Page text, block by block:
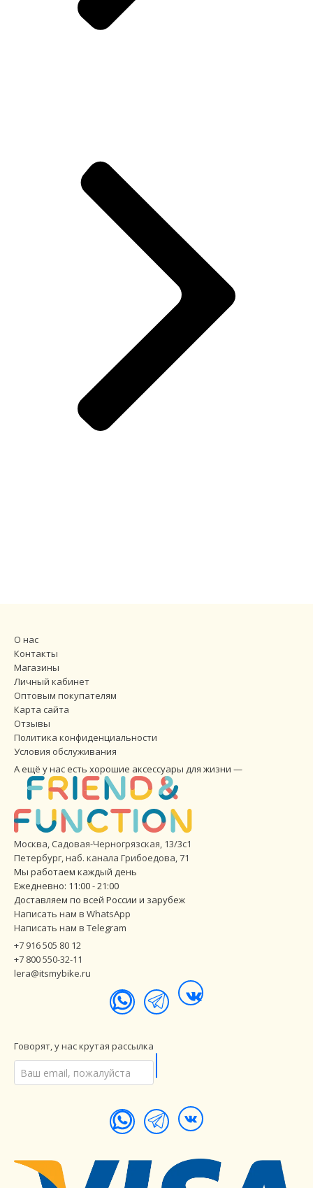
О нас
Контакты
Магазины
Личный кабинет
Оптовым покупателям
Карта сайта
Отзывы
Политика конфиденциальности
Условия обслуживания
А ещё у нас есть хорошие аксессуары для жизни —
Москва, Садовая-Черногрязская, 13/3с1
Петербург,наб. канала Грибоедова, 71
Мы работаем каждый день
Ежедневно: 11:00 - 21:00
Доставляем по всей России и зарубеж
Написать нам в WhatsApp
Написать нам в Telegram
+7 916 505 80 12
+7 800 550-32-11
lera@itsmybike.ru
Говорят, у нас крутая рассылка